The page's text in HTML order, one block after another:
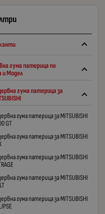
гума патерица по
и Модел
гума патерица за
гума патерица за MITSUBISHI
GT
гума патерица за MITSUBISHI
гума патерица за MITSUBISHI
гума патерица за MITSUBISHI
гума патерица за MITSUBISHI